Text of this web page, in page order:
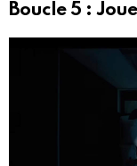
Boucle 5 :